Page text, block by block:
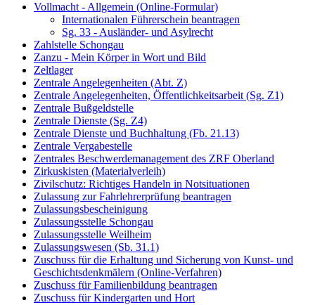
Vollmacht - Allgemein (Online-Formular)
Internationalen Führerschein beantragen
Sg. 33 - Ausländer- und Asylrecht
Zahlstelle Schongau
Zanzu - Mein Körper in Wort und Bild
Zeltlager
Zentrale Angelegenheiten (Abt. Z)
Zentrale Angelegenheiten, Öffentlichkeitsarbeit (Sg. Z1)
Zentrale Bußgeldstelle
Zentrale Dienste (Sg. Z4)
Zentrale Dienste und Buchhaltung (Fb. 21.13)
Zentrale Vergabestelle
Zentrales Beschwerdemanagement des ZRF Oberland
Zirkuskisten (Materialverleih)
Zivilschutz: Richtiges Handeln in Notsituationen
Zulassung zur Fahrlehrerprüfung beantragen
Zulassungsbescheinigung
Zulassungsstelle Schongau
Zulassungsstelle Weilheim
Zulassungswesen (Sb. 31.1)
Zuschuss für die Erhaltung und Sicherung von Kunst- und
Geschichtsdenkmälern (Online-Verfahren)
Zuschuss für Familienbildung beantragen
Zuschuss für Kindergarten und Hort